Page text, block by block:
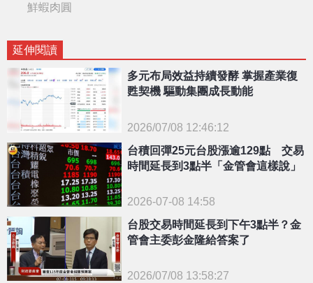
鮮蝦肉圓
延伸閱讀
{PLAYICON}
多元布局效益持續發酵 掌握產業復
甦契機 驅動集團成長動能
2026/07/08 12:46:12
台積回彈25元台股漲逾129點 交易
時間延長到3點半「金管會這樣說」
2026-07-08 14:58
台股交易時間延長到下午3點半？金
管會主委彭金隆給答案了
2026/07/08 13:58:27